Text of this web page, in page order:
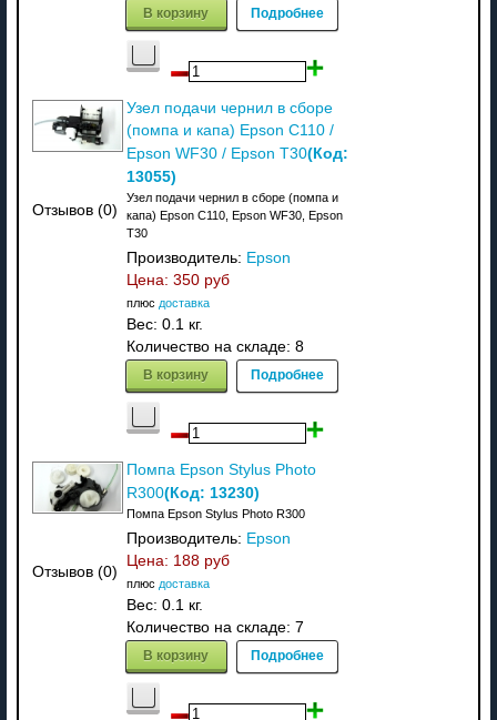
В корзину Подробнее
Отзывов (0)
Узел подачи чернил в сборе
(помпа и капа) Epson C110 /
Epson WF30 / Epson T30(Код:
13055)
Узел подачи чернил в сборе (помпа и
капа) Epson C110, Epson WF30, Epson
T30
Производитель: Epson
Цена: 350 руб
плюс доставка
Вес: 0.1 кг.
Количество на складе: 8
В корзину Подробнее
Отзывов (0)
Помпа Epson Stylus Photo
R300(Код: 13230)
Помпа Epson Stylus Photo R300
Производитель: Epson
Цена: 188 руб
плюс доставка
Вес: 0.1 кг.
Количество на складе: 7
В корзину Подробнее